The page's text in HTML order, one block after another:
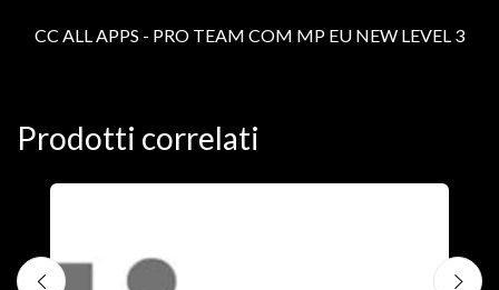
CC ALL APPS - PRO TEAM COM MP EU NEW LEVEL 3
Prodotti correlati